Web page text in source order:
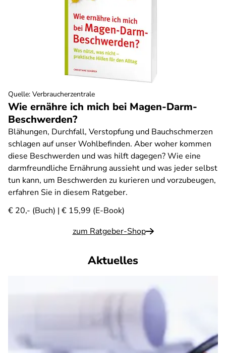
Wie ernähre ich mich bei Magen-Darm-
Beschwerden?
Blähungen, Durchfall, Verstopfung und Bauchschmerzen
schlagen auf unser Wohlbefinden. Aber woher kommen
diese Beschwerden und was hilft dagegen? Wie eine
darmfreundliche Ernährung aussieht und was jeder selbst
tun kann, um Beschwerden zu kurieren und vorzubeugen,
erfahren Sie in diesem Ratgeber.
€ 20,- (Buch) | € 15,99 (E-Book)
zum Ratgeber-Shop
Quelle: Verbraucherzentrale
Aktuelles